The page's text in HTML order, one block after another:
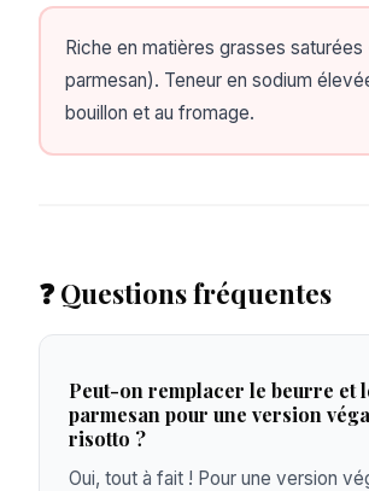
Riche en matières grasses
parmesan). Teneur en sodium
bouillon et au fromage.
❓ Questions fréquentes
Peut-on remplacer le beurre et
parmesan pour une version
risotto ?
Oui, tout à fait ! Pour une version